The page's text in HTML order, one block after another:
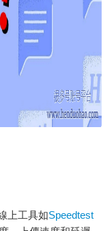
上工具如Speedtest